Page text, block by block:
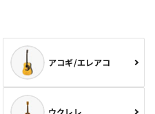
アコギ/エレアコ
ウクレレ